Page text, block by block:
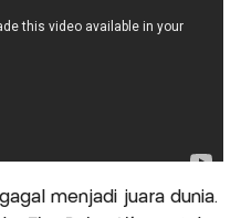
menjadi juara dunia.